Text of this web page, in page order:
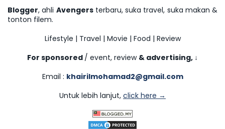
Blogger, ahli Avengersterbaru, suka travel, suka makan &
tonton filem.
Lifestyle | Travel | Movie | Food | Review
For sponsored / event, review & advertising, ↓
Email : khairilmohamad2@gmail.com
Untuk lebih lanjut, click here →